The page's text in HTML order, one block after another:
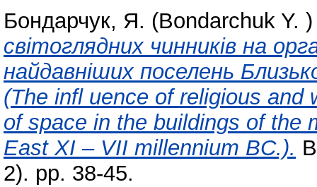
Бондарчук, Я. (Bondarchuk Y. )
світоглядних чинників на
найдавніших поселень
(The infl uence of religious and
of space in the buildings of the
East XI – VII millennium BC.).
2). pp. 38-45.